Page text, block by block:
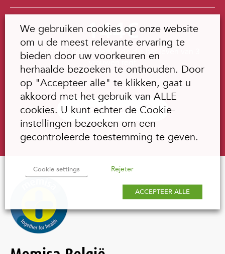
144€
Transport en een keizersnede die het leven van 3
vrouwen redt
IK DOE EEN GIFT
We gebruiken cookies op onze website
om u de meest relevante ervaring te
bieden door uw voorkeuren en
herhaalde bezoeken te onthouden. Door
op "Accepteer alle" te klikken, gaat u
akkoord met het gebruik van ALLE
cookies. U kunt echter de Cookie-
instellingen bezoeken om een
gecontroleerde toestemming te geven.
Cookie settings Rejeter
ACCEPTEER ALLE